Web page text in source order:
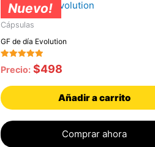
Nuevo!
Cápsulas
GF de día Evolution
Valorado
con
de 5
Precio: $498
Añadir a carrito
Comprar ahora